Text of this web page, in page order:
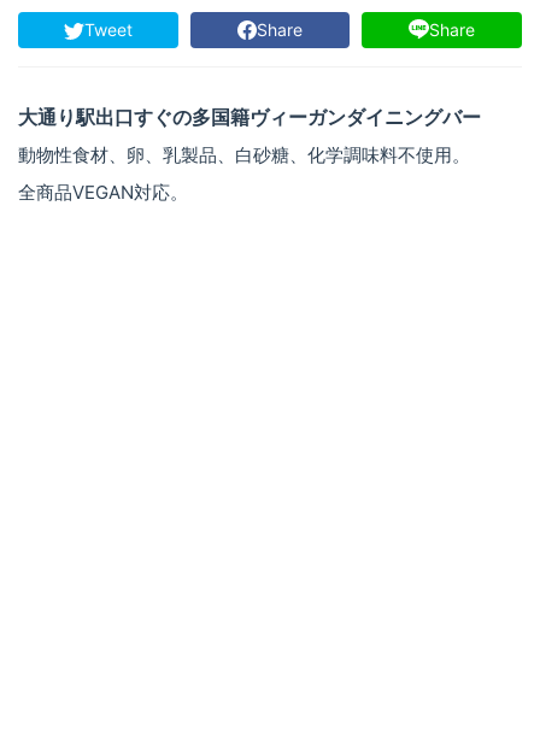
Tweet Share Share
大通り駅出口すぐの多国籍ヴィーガンダイニングバー
動物性食材、卵、乳製品、白砂糖、化学調味料不使用。
全商品VEGAN対応。